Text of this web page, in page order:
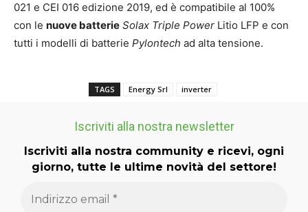
021 e CEI 016 edizione 2019, ed è compatibile al 100%
con le nuove batterie Solax Triple Power Litio LFP e con
tutti i modelli di batterie Pylontech ad alta tensione.
TAGS Energy Srl inverter
Iscriviti alla nostra newsletter
Iscriviti alla nostra community e ricevi, ogni
giorno, tutte le ultime novità del settore!